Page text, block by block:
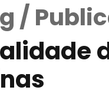
/